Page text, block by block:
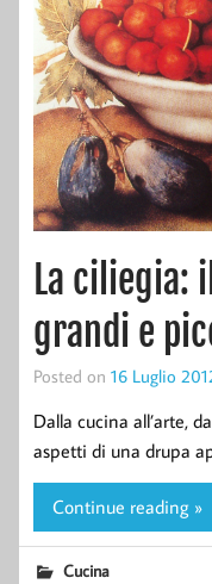
La ciliegia:
grandi e
Posted on 16 Luglio
Dalla cucina all’arte,
aspetti di una drupa
Continue reading »
Cucina